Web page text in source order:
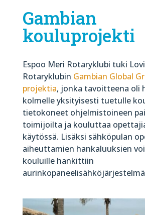
Gambian
kouluprojekti
Espoo Meri Rotaryklubi tuki
Rotaryklubin Gambian Global
projektia, jonka tavoitteena oli
kolmelle yksityisesti tuetulle
tietokoneet ohjelmistoineen
toimijoilta ja kouluttaa
käytössä. Lisäksi sähköpulan
aiheuttamien hankaluuksien
kouluille hankittiin